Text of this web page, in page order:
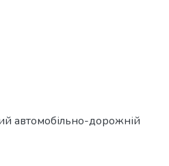
автомобільно-дорожній